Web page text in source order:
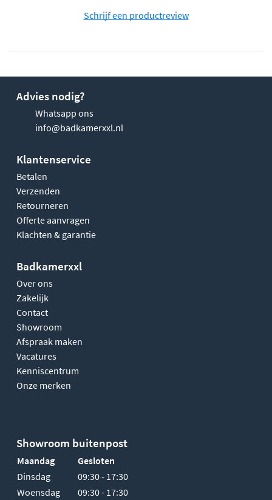
Schrijf een productreview
Advies nodig?
Whatsapp ons
info@badkamerxxl.nl
Klantenservice
Betalen
Verzenden
Retourneren
Offerte aanvragen
Klachten & garantie
Badkamerxxl
Over ons
Zakelijk
Contact
Showroom
Afspraak maken
Vacatures
Kenniscentrum
Onze merken
Showroom buitenpost
Maandag
Gesloten
Dinsdag
09:30 - 17:30
Woensdag
09:30 - 17:30